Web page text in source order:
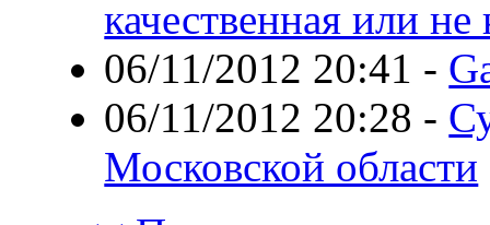
качественная или не
06/11/2012 20:41 -
06/11/2012 20:28 -
Московской области